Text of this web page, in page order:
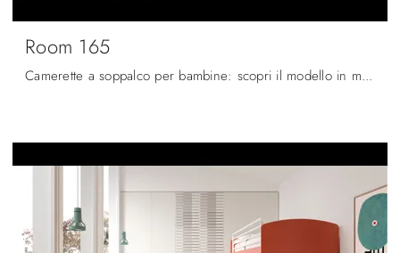
Room 165
Camerette a soppalco per bambine: scopri il modello in melaminico Room 165 di Zg Mobili per stanzette moderne.